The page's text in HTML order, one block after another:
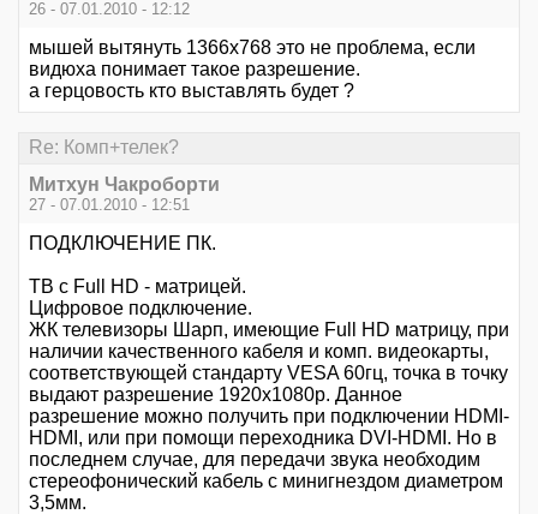
26 - 07.01.2010 - 12:12
мышей вытянуть 1366х768 это не проблема, если
видюха понимает такое разрешение.
а герцовость кто выставлять будет ?
Re: Комп+телек?
Митхун Чакроборти
27 - 07.01.2010 - 12:51
ПОДКЛЮЧЕНИЕ ПК.
ТВ с Full HD - матрицей.
Цифровое подключение.
ЖК телевизоры Шарп, имеющие Full HD матрицу, при
наличии качественного кабеля и комп. видеокарты,
соответствующей стандарту VESA 60гц, точка в точку
выдают разрешение 1920х1080р. Данное
разрешение можно получить при подключении HDMI-
HDMI, или при помощи переходника DVI-HDMI. Но в
последнем случае, для передачи звука необходим
стереофонический кабель с минигнездом диаметром
3,5мм.